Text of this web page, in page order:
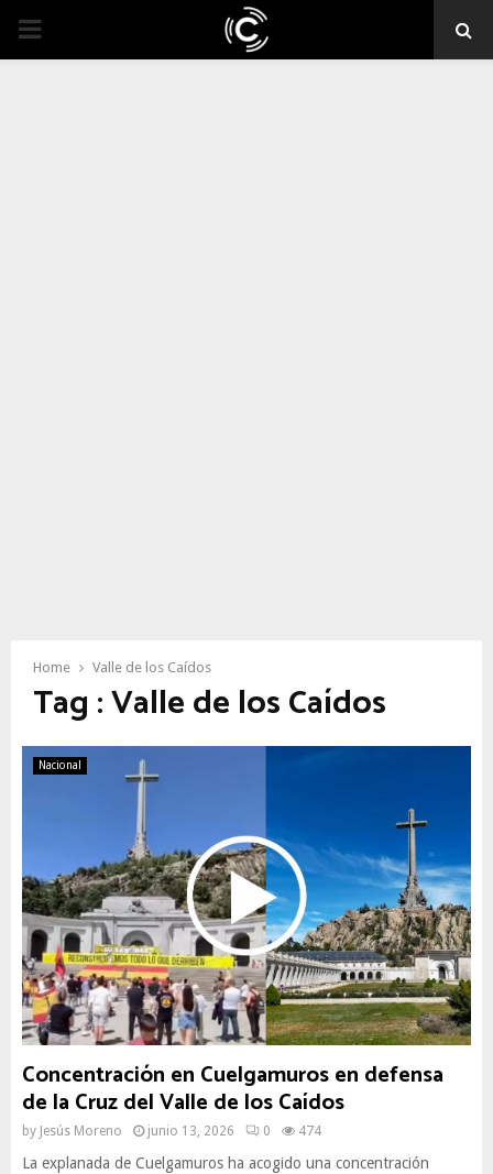
PRIMARY
Home Valle de los Caídos
Tag : Valle de los Caídos
Nacional
Concentración en Cuelgamuros en defensa
de la Cruz del Valle de los Caídos
by Jesús Moreno junio 13, 2026 0 474
La explanada de Cuelgamuros ha acogido una concentración